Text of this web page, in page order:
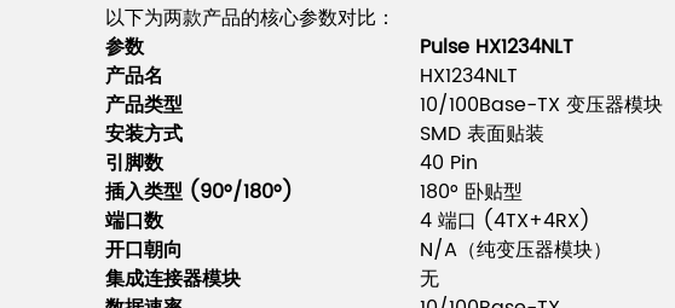
以下为两款产品的核心参数对比：
参数
Pulse HX1234NLT
产品名
HX1234NLT
产品类型
10/100Base-TX 变压器模块
安装方式
SMD 表面贴装
引脚数
40 Pin
插入类型 (90°/180°)
180° 卧贴型
端口数
4 端口 (4TX+4RX)
开口朝向
N/A（纯变压器模块）
集成连接器模块
无